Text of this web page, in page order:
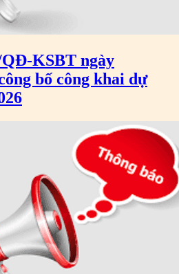
QĐ-KSBT ngày
bố công khai dự